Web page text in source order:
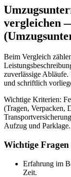
vergleichen
Beim Vergleich
zuverlässige Abläufe.
und schriftlich
Wichtige Kriterien:
(Tragen, Verpacken,
Aufzug und Parklage.
Wichtige
Erfahrung im
Zeit.